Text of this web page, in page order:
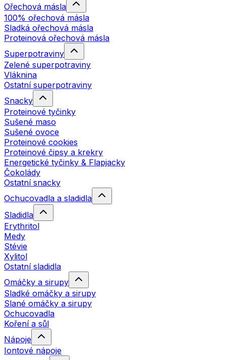
Ořechová másla
100% ořechová másla
Sladká ořechová másla
Proteinová ořechová másla
Superpotraviny
Zelené superpotraviny
Vláknina
Ostatní superpotraviny
Snacky
Proteinové tyčinky
Sušené maso
Sušené ovoce
Proteinové cookies
Proteinové čipsy a krekry
Energetické tyčinky & Flapjacky
Čokolády
Ostatní snacky
Ochucovadla a sladidla
Sladidla
Erythritol
Medy
Stévie
Xylitol
Ostatní sladidla
Omáčky a sirupy
Sladké omáčky a sirupy
Slané omáčky a sirupy
Ochucovadla
Koření a sůl
Nápoje
Iontové nápoje